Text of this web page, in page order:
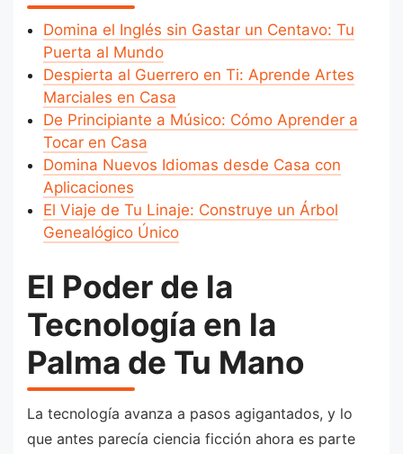
Domina el Inglés sin Gastar un Centavo: Tu
Puerta al Mundo
Despierta al Guerrero en Ti: Aprende Artes
Marciales en Casa
De Principiante a Músico: Cómo Aprender a
Tocar en Casa
Domina Nuevos Idiomas desde Casa con
Aplicaciones
El Viaje de Tu Linaje: Construye un Árbol
Genealógico Único
El Poder de la
Tecnología en la
Palma de Tu Mano
La tecnología avanza a pasos agigantados, y lo
que antes parecía ciencia ficción ahora es parte